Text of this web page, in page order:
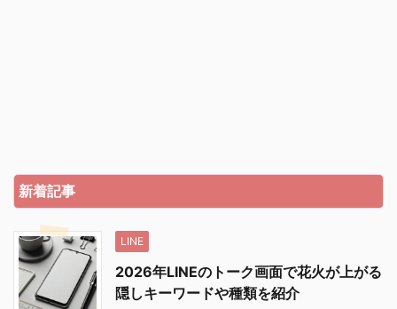
新着記事
LINE
2026年LINEのトーク画面で花火が上がる
隠しキーワードや種類を紹介